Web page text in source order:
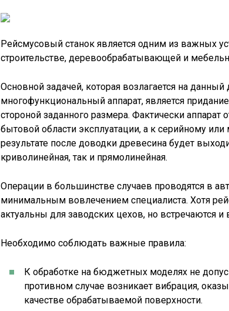
Рейсмусовый станок является одним из важных
строительстве, деревообрабатывающей и
Основной задачей, которая возлагается на
многофункциональный аппарат, является
стороной заданного размера. Фактически аппарат
бытовой области эксплуатации, а к серийному
результате после доводки древесина будет
криволинейная, так и прямолинейная.
Операции в большинстве случаев проводятся в
минимальным вовлечением специалиста. Хотя
актуальны для заводских цехов, но встречаются
Необходимо соблюдать важные правила:
К обработке на бюджетных моделях не
противном случае возникает вибрация,
качестве обрабатываемой поверхности.